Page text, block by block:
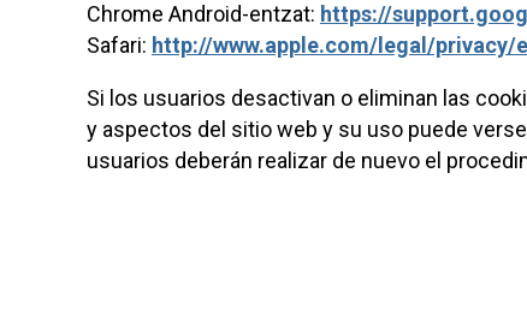
Chrome Android-entzat: https://
Safari: http://www.apple.com/legal/privacy/
Si los usuarios desactivan o eliminan las
y aspectos del sitio web y su uso puede
usuarios deberán realizar de nuevo el